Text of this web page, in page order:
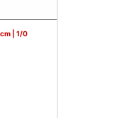
| 1/0